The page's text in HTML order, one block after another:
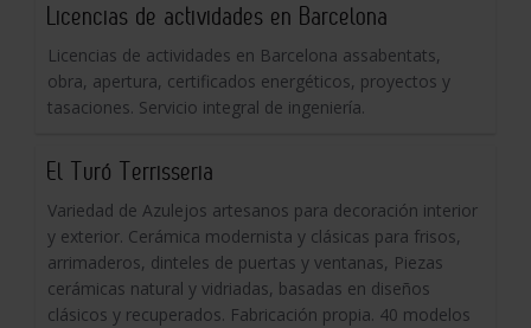
Licencias de actividades en Barcelona
Licencias de actividades en Barcelona assabentats,
obra, apertura, certificados energéticos, proyectos y
tasaciones. Servicio integral de ingeniería.
El Turó Terrisseria
Variedad de Azulejos artesanos para decoración interior
y exterior. Cerámica modernista y clásicas para frisos,
arrimaderos, dinteles de puertas y ventanas, Piezas
cerámicas natural y vidriadas, basadas en diseños
clásicos y recuperados. Fabricación propia. 40 modelos